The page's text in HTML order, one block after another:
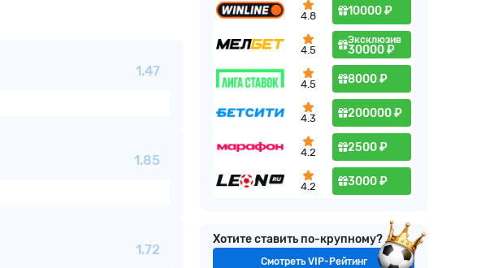
1.47
1.85
1.72
4.8 10000 ₽
4.5
Эксклюзив
30000 ₽
4.5 8000 ₽
4.3 200000 ₽
4.2 2500 ₽
4.2 3000 ₽
Хотите ставить по-крупному?
Смотреть VIP-Рейтинг